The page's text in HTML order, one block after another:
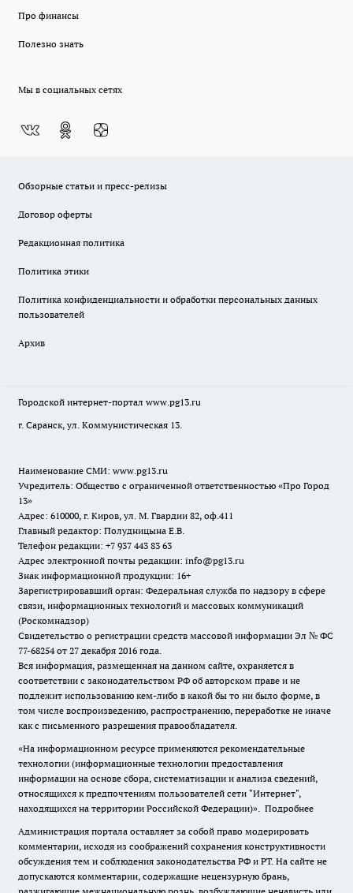
Про финансы
Полезно знать
Мы в социальных сетях
Обзорные статьи и пресс-релизы
Договор оферты
Редакционная политика
Политика этики
Политика конфиденциальности и обработки персональных данных
пользователей
Архив
Городской интернет-портал www.pg13.ru
г. Саранск, ул. Коммунистическая 13.
Наименование СМИ: www.pg13.ru
Учредитель: Общество с ограниченной ответственностью «Про Город
13»
Адрес: 610000, г. Киров, ул. М. Гвардии 82, оф.411
Главный редактор: Полудницына Е.В.
Телефон редакции: +7 937 443 83 63
Адрес электронной почты редакции: info@pg13.ru
Знак информационной продукции: 16+
Зарегистрировавший орган: Федеральная служба по надзору в сфере
связи, информационных технологий и массовых коммуникаций
(Роскомнадзор)
Свидетельство о регистрации средств массовой информации Эл № ФС
77-68254 от 27 декабря 2016 года.
Вся информация, размещенная на данном сайте, охраняется в
соответствии с законодательством РФ об авторском праве и не
подлежит использованию кем-либо в какой бы то ни было форме, в
том числе воспроизведению, распространению, переработке не иначе
как с письменного разрешения правообладателя.
«На информационном ресурсе применяются рекомендательные
технологии (информационные технологии предоставления
информации на основе сбора, систематизации и анализа сведений,
относящихся к предпочтениям пользователей сети "Интернет",
находящихся на территории Российской Федерации)». Подробнее
Администрация портала оставляет за собой право модерировать
комментарии, исходя из соображений сохранения конструктивности
обсуждения тем и соблюдения законодательства РФ и РТ. На сайте не
допускаются комментарии, содержащие нецензурную брань,